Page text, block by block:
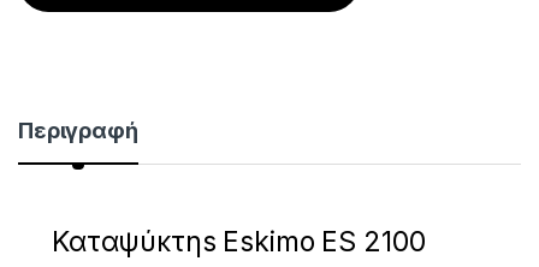
Περιγραφή
Καταψύκτηs Eskimo ES 2100